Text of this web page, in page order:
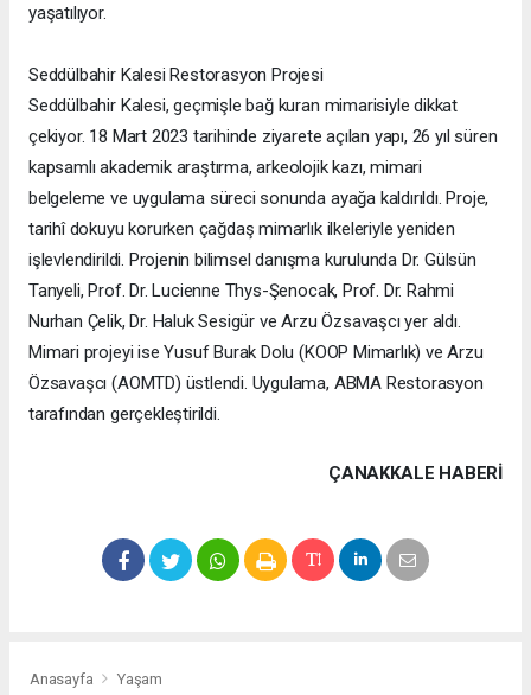
yaşatılıyor.
Seddülbahir Kalesi Restorasyon Projesi
Seddülbahir Kalesi, geçmişle bağ kuran mimarisiyle dikkat
çekiyor. 18 Mart 2023 tarihinde ziyarete açılan yapı, 26 yıl süren
kapsamlı akademik araştırma, arkeolojik kazı, mimari
belgeleme ve uygulama süreci sonunda ayağa kaldırıldı. Proje,
tarihî dokuyu korurken çağdaş mimarlık ilkeleriyle yeniden
işlevlendirildi. Projenin bilimsel danışma kurulunda Dr. Gülsün
Tanyeli, Prof. Dr. Lucienne Thys-Şenocak, Prof. Dr. Rahmi
Nurhan Çelik, Dr. Haluk Sesigür ve Arzu Özsavaşcı yer aldı.
Mimari projeyi ise Yusuf Burak Dolu (KOOP Mimarlık) ve Arzu
Özsavaşcı (AOMTD) üstlendi. Uygulama, ABMA Restorasyon
tarafından gerçekleştirildi.
ÇANAKKALE HABERİ
Anasayfa Yaşam